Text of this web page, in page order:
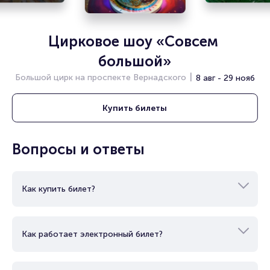
Цирковое шоу «Совсем
большой»
Большой цирк на проспекте Вернадского 8 авг - 29 нояб
Купить билеты
Вопросы и ответы
Как купить билет?
Как работает электронный билет?